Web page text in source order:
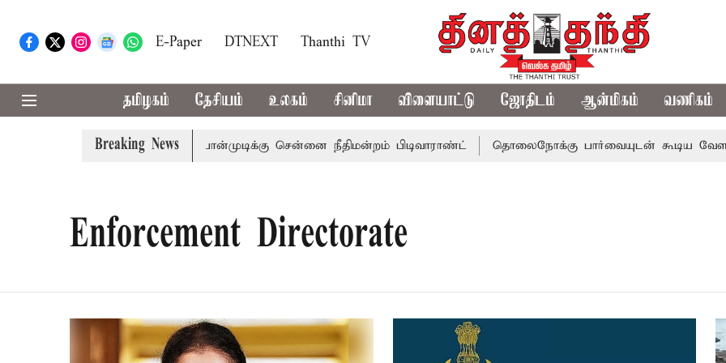
E-Paper DTNEXT Thanthi TV
தமிழகம் தேசியம் உலகம் சினிமா விளையாட்டு ஜோதிடம் ஆன்மிகம் வணிகம்
Breaking News
முன்னாள் அமைச்சர் பொன்முடிக்கு சென்னை நீதிமன்றம் பிடிவாராண்ட் தொலைநோக்கு பார்வையுடன் கூடிய வேளாண்
Enforcement Directorate